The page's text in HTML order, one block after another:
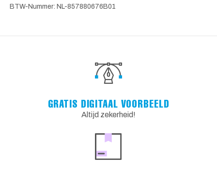
BTW-Nummer: NL-857880676B01
GRATIS DIGITAAL VOORBEELD
Altijd zekerheid!